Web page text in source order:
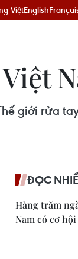
ViệtEnglish
giới rửa
ĐỌC
Hàng trăm
Nam có cơ